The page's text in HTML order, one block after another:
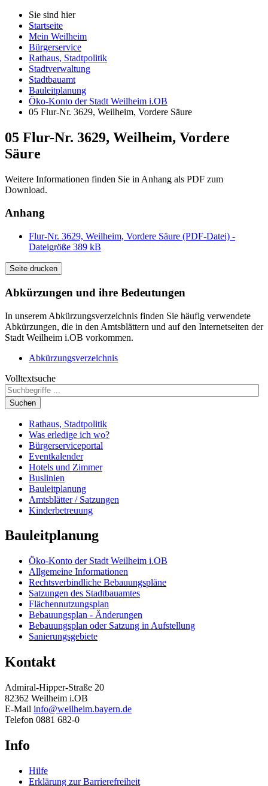
Sie sind hier
Startseite
Mein Weilheim
Bürgerservice
Rathaus, Stadtpolitik
Stadtverwaltung
Stadtbauamt
Bauleitplanung
Öko-Konto der Stadt Weilheim i.OB
05 Flur-Nr. 3629, Weilheim, Vordere Säure
05 Flur-Nr. 3629, Weilheim, Vordere
Säure
Weitere Informationen finden Sie in Anhang als PDF zum
Download.
Anhang
Flur-Nr. 3629, Weilheim, Vordere Säure (PDF-Datei) -
Dateigröße 389 kB
Seite drucken
Abkürzungen und ihre Bedeutungen
In unserem Abkürzungsverzeichnis finden Sie häufig verwendete
Abkürzungen, die in den Amtsblättern und auf den Internetseiten der
Stadt Weilheim i.OB vorkommen.
Abkürzungsverzeichnis
Volltextsuche
Suchen
Rathaus, Stadtpolitik
Was erledige ich wo?
Bürgerserviceportal
Eventkalender
Hotels und Zimmer
Buslinien
Bauleitplanung
Amtsblätter / Satzungen
Kinderbetreuung
Bauleitplanung
Öko-Konto der Stadt Weilheim i.OB
Allgemeine Informationen
Rechtsverbindliche Bebauungspläne
Satzungen des Stadtbauamtes
Flächennutzungsplan
Bebauungsplan - Änderungen
Bebauungsplan oder Satzung in Aufstellung
Sanierungsgebiete
Kontakt
Admiral-Hipper-Straße 20
82362 Weilheim i.OB
E-Mail info@weilheim.bayern.de
Telefon 0881 682-0
Info
Hilfe
Erklärung zur Barrierefreiheit